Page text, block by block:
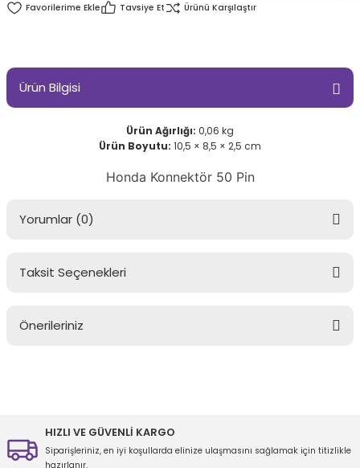
Tavsiye Et Ürünü Karşılaştır
Ürün Bilgisi
Ürün Ağırlığı: 0,06 kg
Ürün Boyutu: 10,5 × 8,5 × 2,5 cm
Honda Konnektör 50 Pin
Yorumlar (0)
Taksit Seçenekleri
Önerileriniz
Ürün resmi kalitesiz, bozuk veya görüntülenemiyor.
HIZLI VE GÜVENLİ KARGO
Siparişleriniz, en iyi koşullarda elinize ulaşmasını sağlamak için titizlikle
hazırlanır.